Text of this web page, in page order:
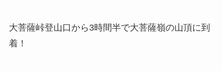
大菩薩峠登山口から3時間半で大菩薩嶺の山頂に到
着！